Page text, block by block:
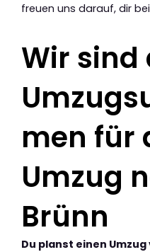
freuen uns darauf, dir
Wir sind
men für
Umzug
Brünn
Du planst einen